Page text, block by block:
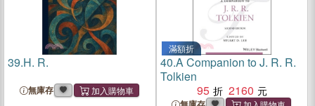
39.H. R.
無庫存
滿額折
40.A Companion to J. R. R.
Tolkien
95
2160